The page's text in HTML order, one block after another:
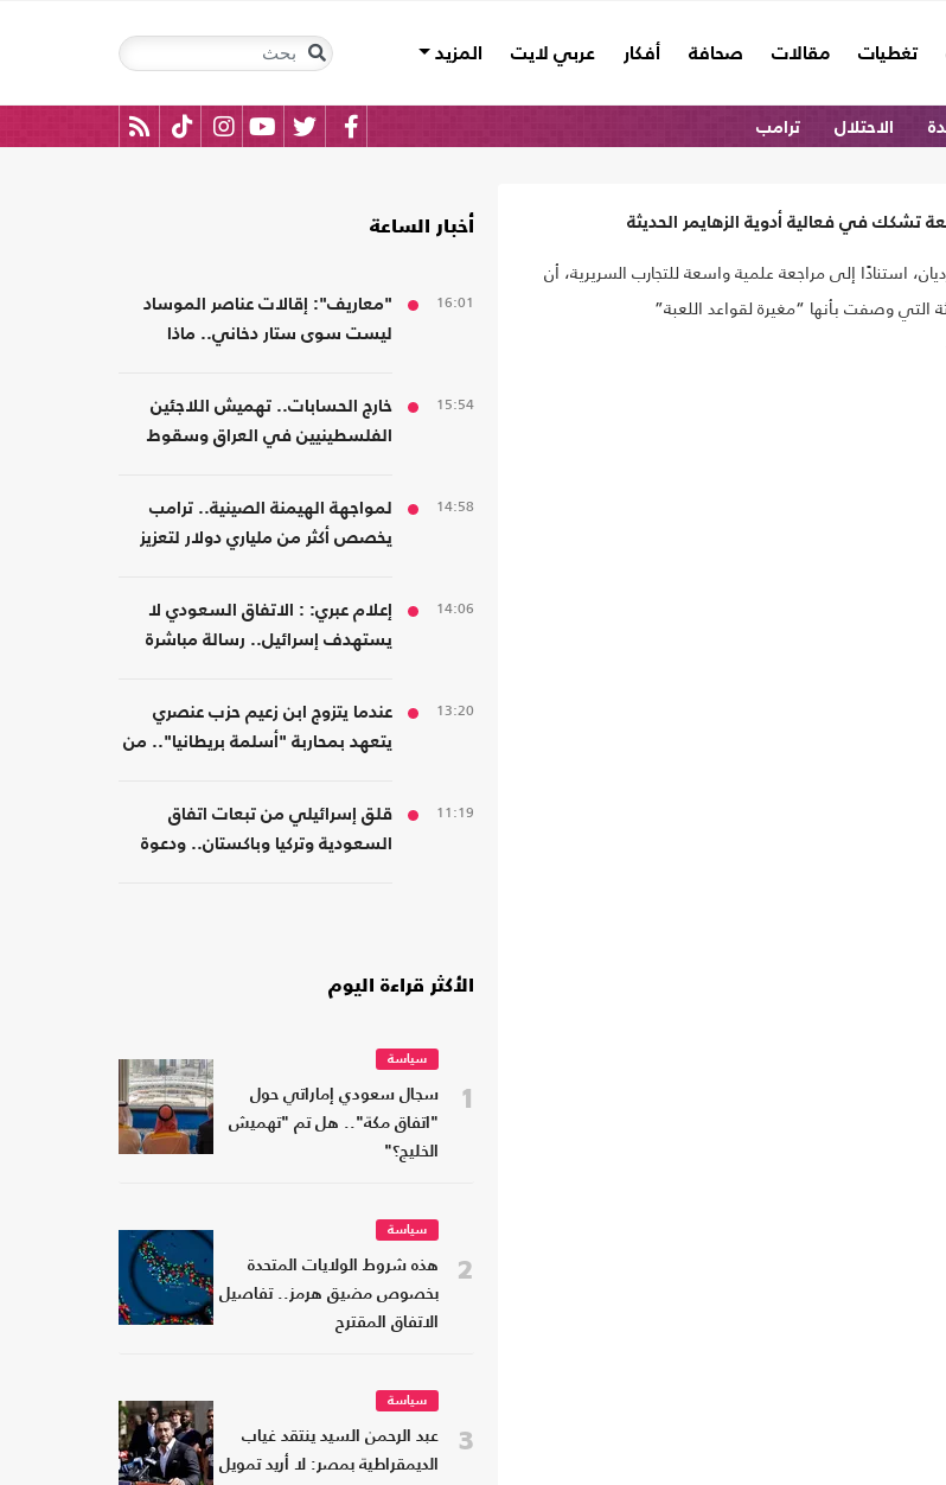
تغطيات مقالات صحافة أفكار عربي لايت المزيد
الاحتلال ترامب
تشكك في فعالية أدوية الزهايمر الحديثة
استنادًا إلى مراجعة علمية واسعة للتجارب السريرية، أن
التي وصفت بأنها “مغيرة لقواعد اللعبة”
أخبار الساعة
16:01
"معاريف": إقالات عناصر الموساد
ليست سوى ستار دخاني.. ماذا
15:54
خارج الحسابات.. تهميش اللاجئين
الفلسطينيين في العراق وسقوط
14:58
لمواجهة الهيمنة الصينية.. ترامب
يخصص أكثر من ملياري دولار لتعزيز
14:06
إعلام عبري: : الاتفاق السعودي لا
يستهدف إسرائيل.. رسالة مباشرة
13:20
عندما يتزوج ابن زعيم حزب عنصري
يتعهد بمحاربة "أسلمة بريطانيا".. من
11:19
قلق إسرائيلي من تبعات اتفاق
السعودية وتركيا وباكستان.. ودعوة
الأكثر قراءة اليوم
1
سياسة
سجال سعودي إماراتي حول
"اتفاق مكة".. هل تم "تهميش
الخليج؟"
2
سياسة
هذه شروط الولايات المتحدة
بخصوص مضيق هرمز.. تفاصيل
الاتفاق المقترح
3
سياسة
عبد الرحمن السيد ينتقد غياب
الديمقراطية بمصر: لا أريد تمويل